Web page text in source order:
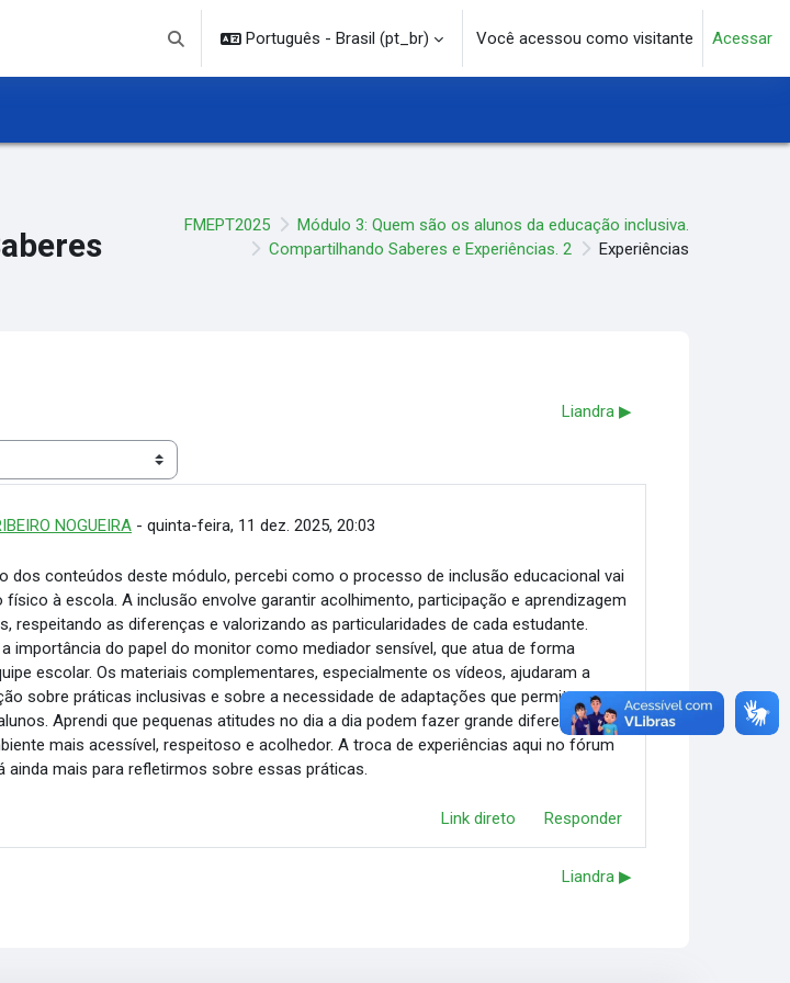
Alternar entrada de pesquisa
Português - Brasil ‎(pt_br)‎ Você acessou como visitante Acessar
FMEPT2025
Módulo 3: Quem são os alunos da educação inclusiva.
Compartilhando Saberes e Experiências. 2
Experiências
Liandra ▶︎
NOGUEIRA -quinta-feira, 11 dez. 2025, 20:03
dos conteúdos deste módulo, percebi como o processo de inclusão educacional vai
à escola. A inclusão envolve garantir acolhimento, participação e aprendizagem
respeitando as diferenças e valorizando as particularidades de cada estudante.
importância do papel do monitor como mediador sensível, que atua de forma
escolar. Os materiais complementares, especialmente os vídeos, ajudaram a
sobre práticas inclusivas e sobre a necessidade de adaptações que permitam a
Aprendi que pequenas atitudes no dia a dia podem fazer grande diferença na
mais acessível, respeitoso e acolhedor. A troca de experiências aqui no fórum
ainda mais para refletirmos sobre essas práticas.
Link direto Responder
Liandra ▶︎